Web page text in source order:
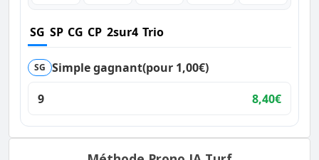
SG SP CG CP 2sur4 Trio
SG Simple gagnant(pour 1,00€)
9
8,40€